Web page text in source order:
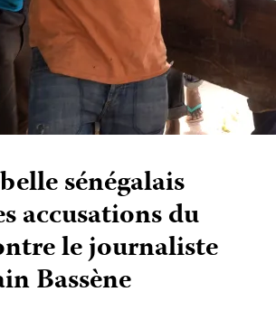
sénégalais
accusations du
le journaliste
Bassène